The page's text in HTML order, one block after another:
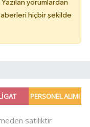
yorumlardan
hiçbir şekilde